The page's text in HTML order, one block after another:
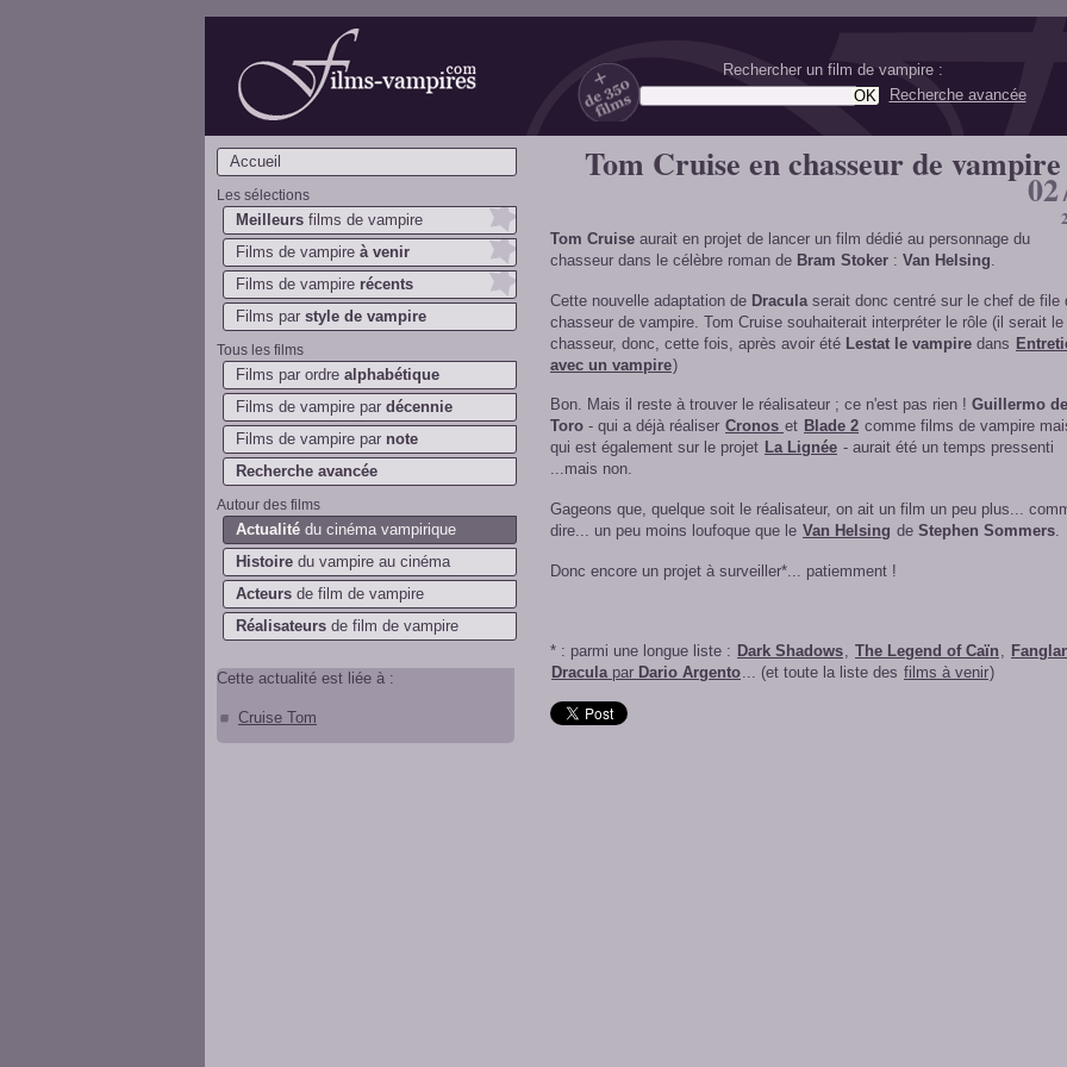
Films-vampires.com
Rechercher un film de vampire :
Recherche avancée
Accueil
Les sélections
Meilleurs films de vampire
Films de vampire à venir
Films de vampire récents
Films par style de vampire
Tous les films
Films par ordre alphabétique
Films de vampire par décennie
Films de vampire par note
Recherche avancée
Autour des films
Actualité du cinéma vampirique
Histoire du vampire au cinéma
Acteurs de film de vampire
Réalisateurs de film de vampire
Cette actualité est liée à :
Cruise Tom
Tom Cruise en chasseur de vampire
02
Tom Cruise aurait en projet de lancer un film dédié au personnage du
chasseur dans le célèbre roman de Bram Stoker : Van Helsing.
Cette nouvelle adaptation de Dracula serait donc centré sur le chef de file
chasseur de vampire. Tom Cruise souhaiterait interpréter le rôle (il serait le
chasseur, donc, cette fois, après avoir été Lestat le vampire dans
avec un vampire)
Bon. Mais il reste à trouver le réalisateur ; ce n'est pas rien ! Guillermo
Toro - qui a déjà réaliser Cronos et Blade 2 comme films de vampire
qui est également sur le projet La Lignée - aurait été un temps pressenti
...mais non.
Gageons que, quelque soit le réalisateur, on ait un film un peu plus...
dire... un peu moins loufoque que le Van Helsing de Stephen Sommers.
Donc encore un projet à surveiller*... patiemment !
* : parmi une longue liste : Dark Shadows The Legend of Caïn
Dracula par Dario Argento ... (et toute la liste des films à venir)